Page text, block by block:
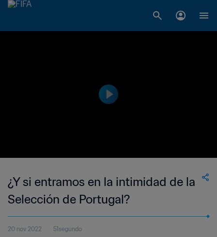
¿Y si entramos en la intimidad de la
Selección de Portugal?
20 nov 2022 51segundo